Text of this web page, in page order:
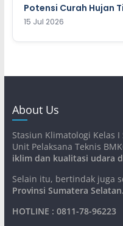
Potensi Curah Hujan
15 Jul 2026
About Us
Stasiun Klimatologi Kelas
Unit Pelaksana Teknis
iklim dan kualitasi udara
Selain itu, bertindak juga
Provinsi Sumatera Selatan.
HOTLINE : 0811-78-96223